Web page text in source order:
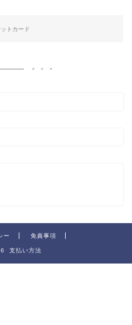
トカード
ー 免責事項
支払い方法